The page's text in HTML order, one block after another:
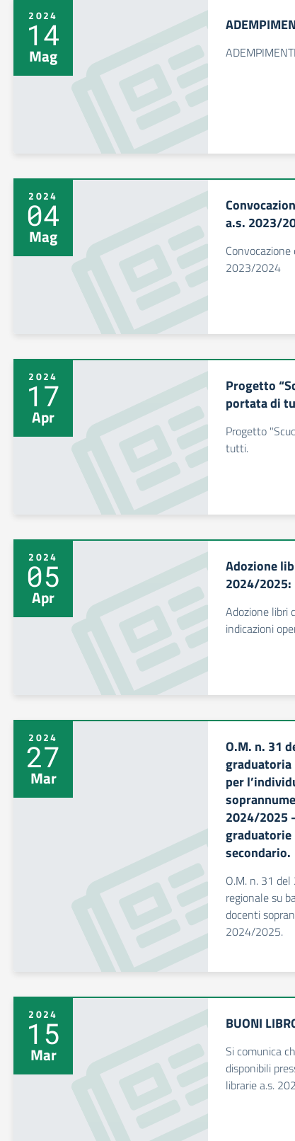
2024
14
Mag
2024
04
Mag
a.s. 2023/
2023/2024
2024
17
Apr
Progetto
portata di
Progetto
tutti.
2024
05
Apr
Adozione
2024/
Adozione libri
indicazioni
2024
27
Mar
O.M. n. 31
graduatoria
per
2024/2025
secondario.
O.M. n. 31
regionale su
docenti
2024/2025.
2024
15
Mar
BUONI
Si comunica
disponibili
librarie a.s.